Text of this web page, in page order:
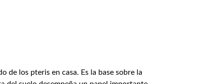
de los pteris en casa. Es la base sobre la